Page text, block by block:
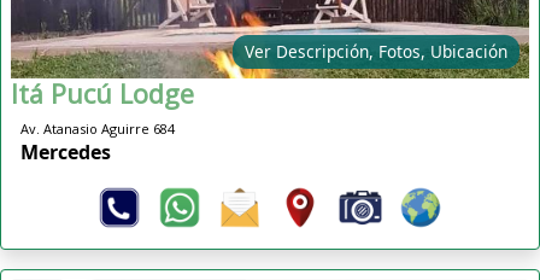
Ver Descripción, Fotos, Ubicación
Itá Pucú Lodge
Av. Atanasio Aguirre 684
Mercedes